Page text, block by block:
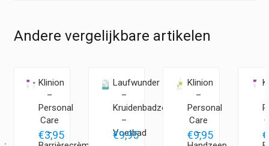
Andere vergelijkbare artikelen
Klinion
–
Personal
Care
–
€3,95
Laufwunder
–
Kruidenbadzout
–
Voetbad
€9,95
Klinion
–
Personal
Care
–
€9,95
€